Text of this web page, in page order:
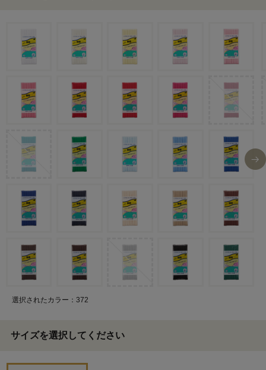
選択されたカラー：372
サイズを選択してください